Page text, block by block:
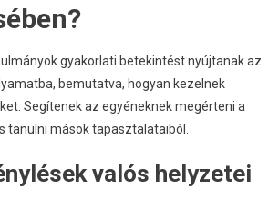
gyakorlati betekintést nyújtanak az
bemutatva, hogyan kezelnek
Segítenek az egyéneknek megérteni a
tanulni mások tapasztalataiból.
valós helyzetei